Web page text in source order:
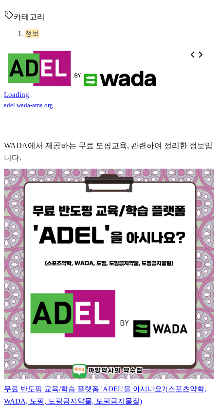
카테고리
정보
Loading
adel.wada-ama.org
WADA에서 제공하는 무료 도핑교육, 관련하여 정리한 정보입
니다.
무료 반도핑 교육/학습 플랫폼 'ADEL'을 아시나요?(스포츠약학,
WADA, 도핑, 도핑금지약물, 도핑금지물질)